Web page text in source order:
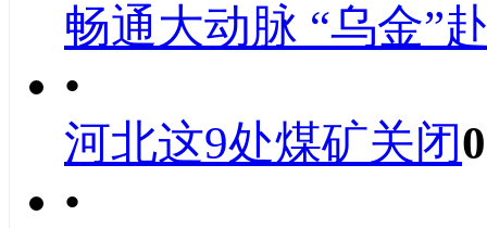
畅通大动脉 “乌金”
•
河北这9处煤矿关闭
•